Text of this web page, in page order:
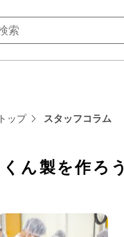
トップ スタッフコラム
くん製を作ろう